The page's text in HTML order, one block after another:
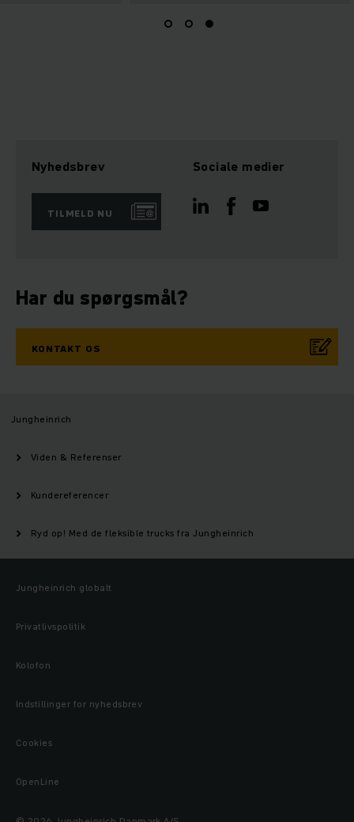
Nyhedsbrev
TILMELD NU
Sociale medier
Har du spørgsmål?
KONTAKT OS
Jungheinrich
Viden & Referenser
Kundereferencer
Ryd op! Med de fleksible trucks fra Jungheinrich
Jungheinrich globalt
Privatlivspolitik
Kolofon
Indstillinger for nyhedsbrev
Cookies
OpenLine